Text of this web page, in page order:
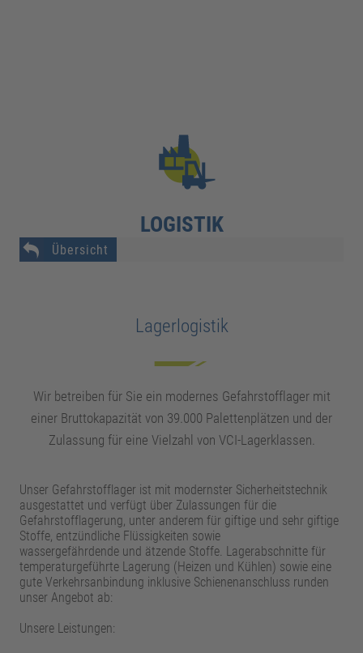
LOGISTIK
Übersicht
Lagerlogistik
Wir betreiben für Sie ein modernes Gefahrstofflager mit
einer Bruttokapazität von 39.000 Palettenplätzen und der
Zulassung für eine Vielzahl von VCI-Lagerklassen.
Unser Gefahrstofflager ist mit modernster Sicherheitstechnik
ausgestattet und verfügt über Zulassungen für die
Gefahrstofflagerung, unter anderem für giftige und sehr giftige
Stoffe, entzündliche Flüssigkeiten sowie
wassergefährdende und ätzende Stoffe. Lagerabschnitte für
temperaturgeführte Lagerung (Heizen und Kühlen) sowie eine
gute Verkehrsanbindung inklusive Schienenanschluss runden
unser Angebot ab:
Unsere Leistungen: